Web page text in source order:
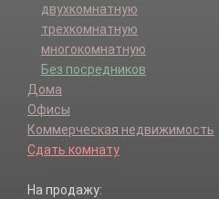
двухкомнатную
трехкомнатную
многокомнатную
Без посредников
Дома
Офисы
Коммерческая недвижимость
Сдать комнату
На продажу: